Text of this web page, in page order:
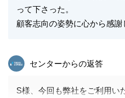
って下さった。
顧客志向の姿勢に心から感謝
東急リバブル
センターからの返答
S様、今回も弊社をご利用い